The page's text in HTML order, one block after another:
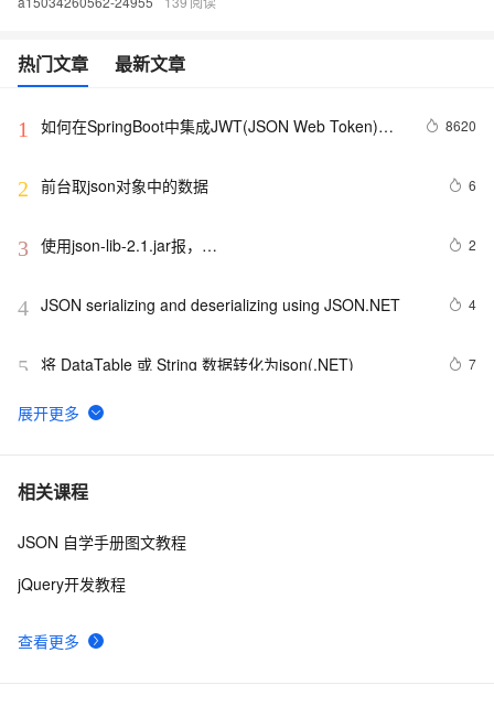
热门文章 最新文章
1
如何在SpringBoot中集成JWT(JSON Web Token)鉴
8620
2 前台取json对象中的数据 6
3 使用json-lib-2.1.jar报，
member of class
2
4 JSON serializing and deserializing using JSON.NET 4
5 将 DataTable 或 String 数据转化为json(.NET) 7
6 Python：使用PyJWT实现JSON Web Tokens加密解密
7 cpp struct json相互转换
8 对象转为json字符串，时间变为时间戳的解决方法
相关课程
查看更多
JSON 自学手册图文教程
jQuery开发教程